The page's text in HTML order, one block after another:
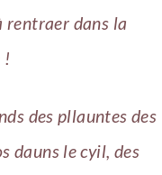
rentraer dans la
!
des pllauntes des
dauns le cyil, des